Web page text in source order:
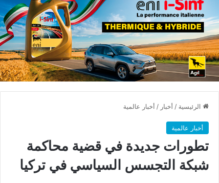
الرئيسية / أخبار / أخبار عالمية
أخبار عالمية
تطورات جديدة في قضية محاكمة
شبكة التجسس السياسي في تركيا